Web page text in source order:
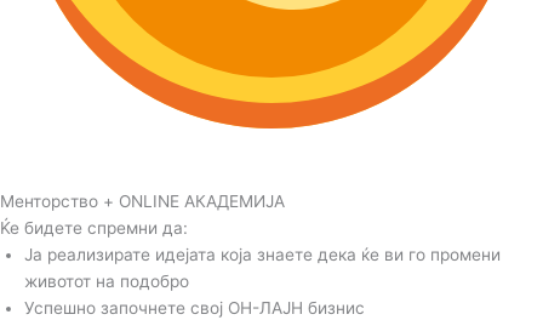
Менторство + ONLINE АКАДЕМИЈА
Ќе бидете спремни да:
Ја реализирате идејата која знаете дека ќе ви го промени
животот на подобро
Успешно започнете свој ОН-ЛАЈН бизнис